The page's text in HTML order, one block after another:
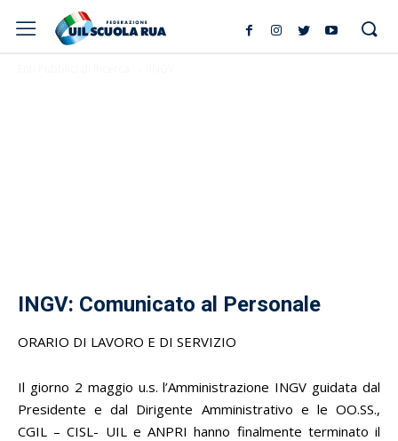
INGV: Comunicato al Personale
ORARIO DI LAVORO E DI SERVIZIO
Il giorno 2 maggio u.s. l’Amministrazione INGV guidata dal
Presidente e dal Dirigente Amministrativo e le OO.SS.,
CGIL – CISL- UIL e ANPRI hanno finalmente terminato il